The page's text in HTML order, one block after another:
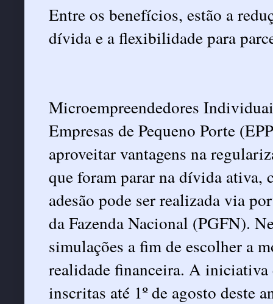
Entre os benefícios, estão a
dívida e a flexibilidade para
Microempreendedores
Empresas de Pequeno Porte
aproveitar vantagens na
que foram parar na dívida
adesão pode ser realizada via
da Fazenda Nacional (PGFN).
simulações a fim de escolher a
realidade financeira. A iniciativa
inscritas até 1º de agosto deste